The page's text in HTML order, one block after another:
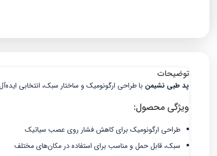
توضیحات
پد طبی نشیمن با طراحی ارگونومیک و ساختار سبک، انتخابی
ویژگی محصول:
طراحی ارگونومیک برای کاهش فشار روی عصب سیاتیک
سبک، قابل حمل و مناسب برای استفاده در مکان‌های مختلف